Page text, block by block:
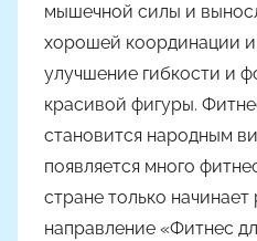
мышечной силы и
хорошей координации и
улучшение гибкости и
красивой фигуры.
становится народным
появляется много
стране только начинает
направление «Фитнес